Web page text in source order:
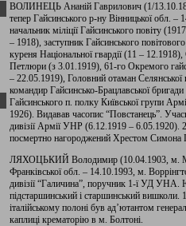
ВОЛИНЕЦЬ Ананій Гаврилович (1/
тепер Гайсинського р-ну Вінницької обл.
начальник міліції Гайсинського повіту
– 1918), заступник Гайсинського
куреня Національної гвардії (11 –
Петлюри (з 3.01.1919), 61-го Окремого
– 22.05.1919), Головний отаман Селянської
командир Гайсинсько-Брацлавської
Гайсинського п. полку Київської групи
1926). Видавав часопис “Повстанець”.
дивізії Армії УНР (6.12.1919 – 6.05.1920).
посмертно нагороджений Хрестом Симона
ЛЯХОЦЬКИЙ Володимир (10.04.1903, м.
Франківської обл. – 14.10.1993, м.
дивізії “Галичина”, поручник 1-ї УД УНА.
підстаршинський і старшинський
італійському полоні був ад’ютантом
каплиці крематорію в м. Болтоні.